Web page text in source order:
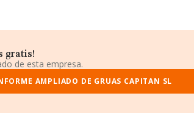
gratis!
de esta empresa.
AMPLIADO DE GRUAS CAPITAN SL